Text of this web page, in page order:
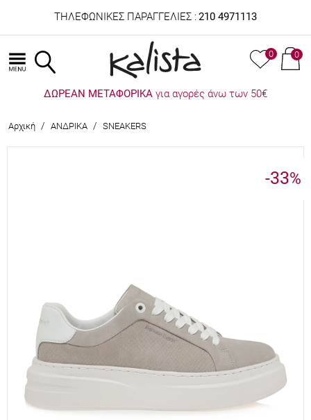
ΤΗΛΕΦΩΝΙΚΕΣ ΠΑΡΑΓΓΕΛΙΕΣ : 210 4971113
0 0
ΔΩΡΕΑΝ ΜΕΤΑΦΟΡΙΚΑ για αγορές άνω των 50€
Αρχική / ΑΝΔΡΙΚΑ / SNEAKERS
-33%